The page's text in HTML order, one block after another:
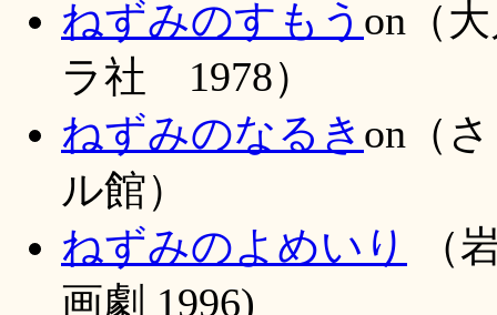
ねずみのすもう on（
ラ社 1978）
ねずみのなるき on（
ル館）
ねずみのよめいり
（
画劇 1996)